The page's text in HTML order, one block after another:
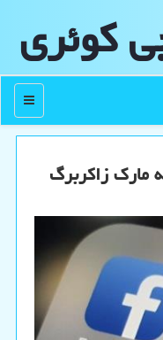
كوئری
منو
مارك زاكربرگ